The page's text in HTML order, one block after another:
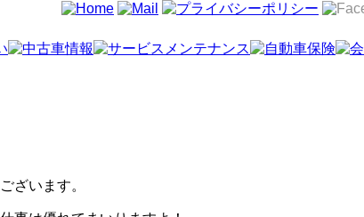
ざいます。